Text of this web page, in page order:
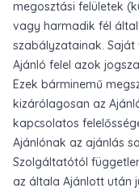
megosztási felületek
vagy harmadik fél
szabályzatainak.
Ajánló felel azok
Ezek bárminemű
kizárólagosan az
kapcsolatos
Ajánlónak az ajánlás
Szolgáltatótól
az általa Ajánlott után